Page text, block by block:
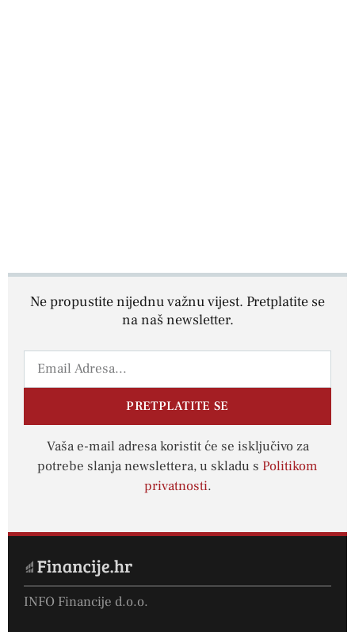
Ne propustite nijednu važnu vijest. Pretplatite se
na naš newsletter.
PRETPLATITE SE
Vaša e-mail adresa koristit će se isključivo za
potrebe slanja newslettera, u skladu s Politikom
privatnosti.
INFO Financije d.o.o.